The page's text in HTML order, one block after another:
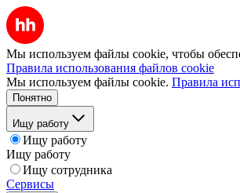
Мы используем файлы cookie, чтобы
Правила использования файлов cookie
Мы используем файлы cookie. Правила
Понятно
Ищу работу
Ищу работу
Ищу работу
Ищу сотрудника
Сервисы